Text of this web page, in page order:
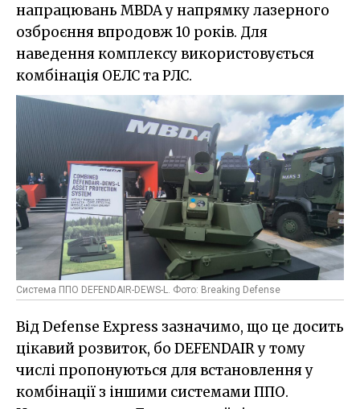
напрацювань MBDA у напрямку лазерного
озброєння впродовж 10 років. Для
наведення комплексу використовується
комбінація ОЕЛС та РЛС.
Система ППО DEFENDAIR-DEWS-L. Фото: Breaking Defense
Від Defense Express зазначимо, що це досить
цікавий розвиток, бо DEFENDAIR у тому
числі пропонуються для встановлення у
комбінації з іншими системами ППО.